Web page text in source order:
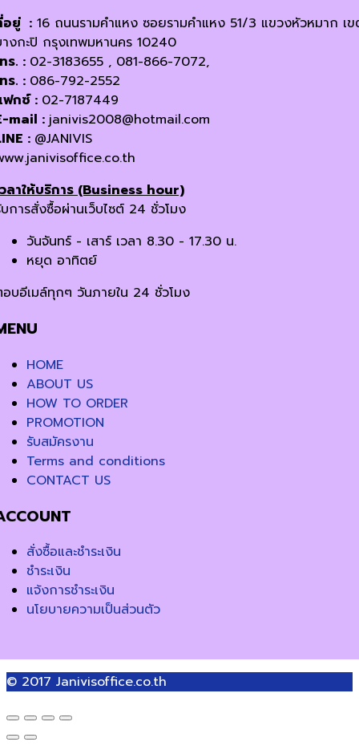
อยู่ : 16 ถนนรามคำแหง ซอยรามคำแหง 51/3 แขวงหัวหมาก เ
งกะปิ กรุงเทพมหานคร 10240
ร. : 02-3183655 , 081-866-7072,
ร. : 086-792-2552
กซ์ : 02-7187449
mail : janivis2008@hotmail.com
: @JANIVIS
ลาให้บริการ (Business hour)
การสั่งซื้อผ่านเว็บไซต์ 24 ชั่วโมง
วันจันทร์ - เสาร์ เวลา 8.30 - 17.30 น.
หยุด อาทิตย์
บอีเมล์ทุกๆ วันภายใน 24 ชั่วโมง
HOME
ABOUT US
HOW TO ORDER
PROMOTION
รับสมัครงาน
Terms and conditions
CONTACT US
สั่งซื้อและชำระเงิน
ชำระเงิน
แจ้งการชำระเงิน
นโยบายความเป็นส่วนตัว
© 2017 Janivisoffice.co.th